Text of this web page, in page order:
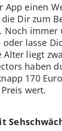
App einen
Dir zum
immer
oder lasse
liegt
haben
170
wert.